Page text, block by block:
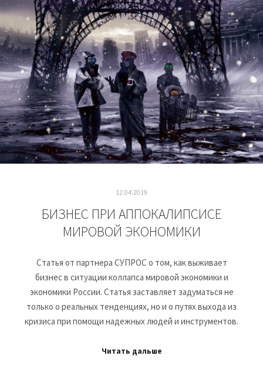
12.04.2019
БИЗНЕС ПРИ АППОКАЛИПСИСЕ
МИРОВОЙ ЭКОНОМИКИ
Статья от партнера СУПРОС о том, как выживает
бизнес в ситуации коллапса мировой экономики и
экономики России. Статья заставляет задуматься не
только о реальных тенденциях, но и о путях выхода из
кризиса при помощи надежных людей и инструментов.
Читать дальше